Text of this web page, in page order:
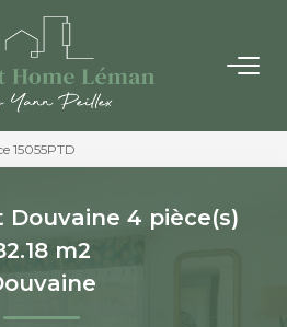
NEUFS
EN LIGNE
15055PTD
4 pièce(s)
m2